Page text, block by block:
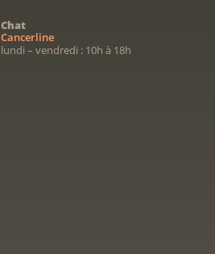
Chat
Cancerline
lundi – vendredi : 10h à 18h